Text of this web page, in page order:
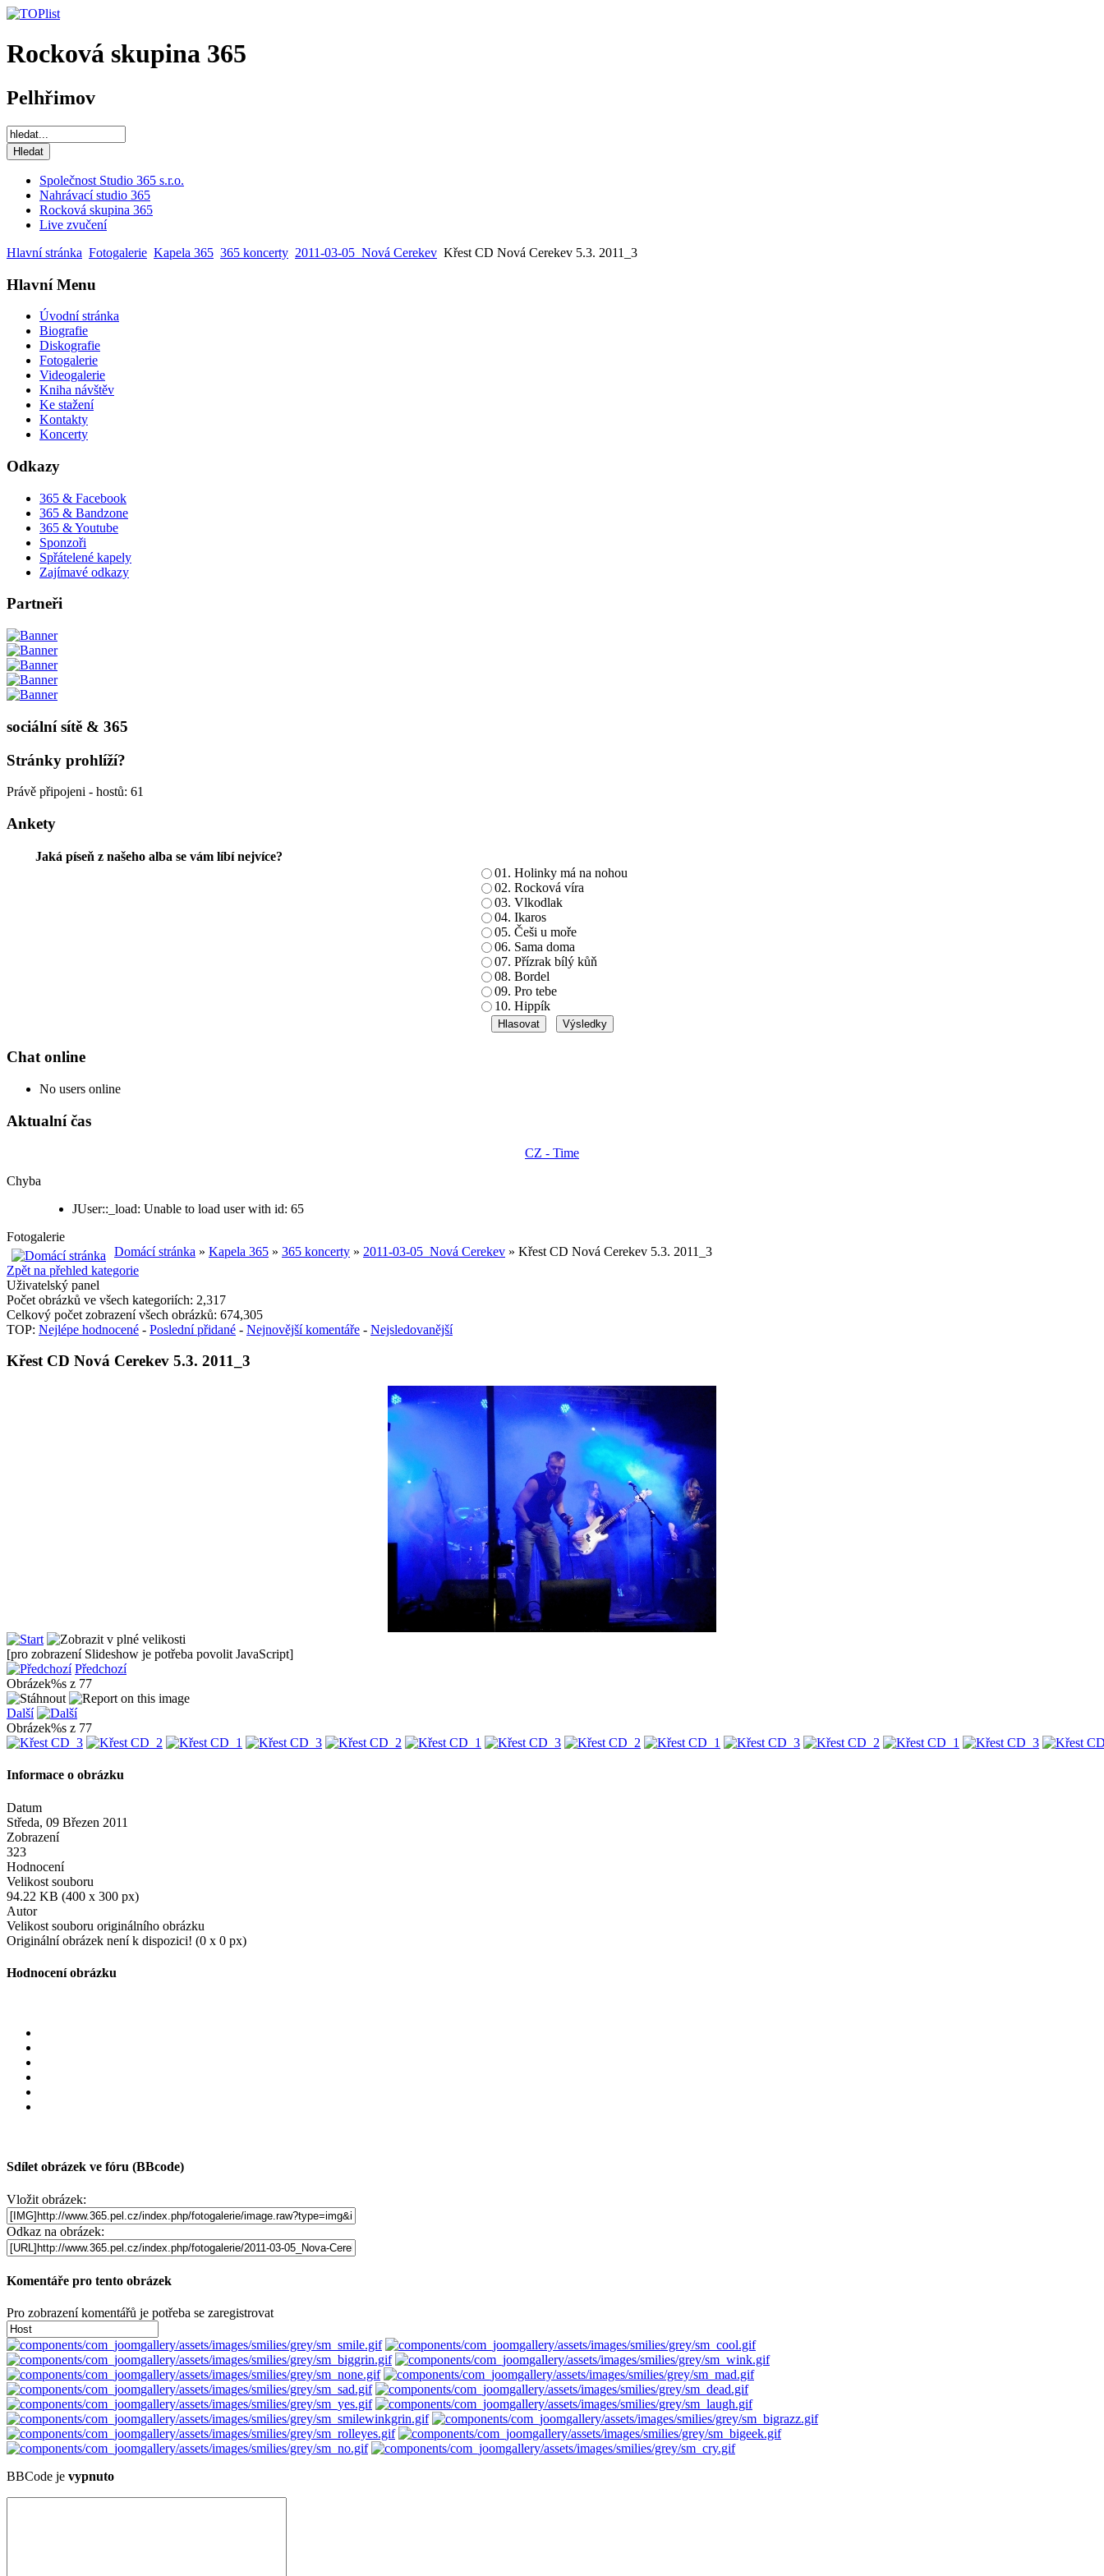
Rocková skupina 365
Pelhřimov
Společnost Studio 365 s.r.o.
Nahrávací studio 365
Rocková skupina 365
Live zvučení
Hlavní stránka Fotogalerie Kapela 365 365 koncerty 2011-03-05_Nová Cerekev Křest CD Nová Cerekev 5.3. 2011_3
Hlavní Menu
Úvodní stránka
Biografie
Diskografie
Fotogalerie
Videogalerie
Kniha návštěv
Ke stažení
Kontakty
Koncerty
Odkazy
365 & Facebook
365 & Bandzone
365 & Youtube
Sponzoři
Spřátelené kapely
Zajímavé odkazy
Partneři
sociální sítě & 365
Stránky prohlíží?
Právě připojeni - hostů: 61
Ankety
Jaká píseň z našeho alba se vám líbí nejvíce?
01. Holinky má na nohou
02. Rocková víra
03. Vlkodlak
04. Ikaros
05. Češi u moře
06. Sama doma
07. Přízrak bílý kůň
08. Bordel
09. Pro tebe
10. Hippík
Chat online
No users online
Aktualní čas
CZ - Time
Chyba
JUser::_load: Unable to load user with id: 65
Fotogalerie
Domácí stránka » Kapela 365 » 365 koncerty » 2011-03-05_Nová Cerekev » Křest CD Nová Cerekev 5.3. 2011_3
Zpět na přehled kategorie
Uživatelský panel
Počet obrázků ve všech kategoriích: 2,317
Celkový počet zobrazení všech obrázků: 674,305
TOP: Nejlépe hodnocené - Poslední přidané - Nejnovější komentáře - Nejsledovanější
Křest CD Nová Cerekev 5.3. 2011_3
[pro zobrazení Slideshow je potřeba povolit JavaScript]
Předchozí
Obrázek%s z 77
Další
Obrázek%s z 77
Informace o obrázku
Datum
Středa, 09 Březen 2011
Zobrazení
323
Hodnocení
Velikost souboru
94.22 KB (400 x 300 px)
Autor
Velikost souboru originálního obrázku
Originální obrázek není k dispozici! (0 x 0 px)
Hodnocení obrázku
Sdílet obrázek ve fóru (BBcode)
Vložit obrázek:
Odkaz na obrázek:
Komentáře pro tento obrázek
Pro zobrazení komentářů je potřeba se zaregistrovat
BBCode je vypnuto